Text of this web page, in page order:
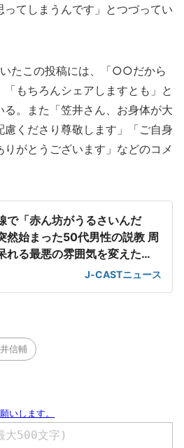
てしまうんです」とつづってい
たこの投稿には、「○○だから
もちろんシェアしますとも」と
。また「笠井さん、お身体が大
くださり尊敬します」「ご自身
がとうございます」などのコメ
で「赤ん坊がうるさいんだ
然始まった50代男性の説教 周
れる最悪の雰囲気を変えた
J-CASTニュース
信輔